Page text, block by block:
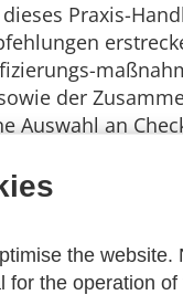
Praxis-
der
Auswahl an
202 |
the website.
for the operation of